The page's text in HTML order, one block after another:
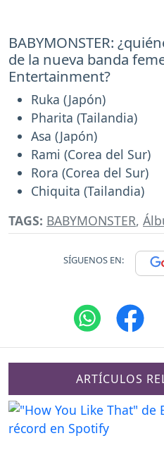
BABYMONSTER:
de la nueva banda
Entertainment?
Ruka (Japón)
Pharita (Tailandia)
Asa (Japón)
Rami (Corea del Sur)
Rora (Corea del Sur)
Chiquita (Tailandia)
TAGS: BABYMONSTER,
SÍGUENOS EN:
ARTÍCULOS